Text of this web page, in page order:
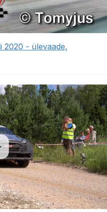
2020 - ülevaade,